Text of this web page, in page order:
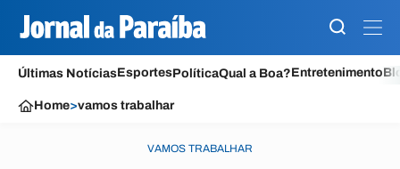
Últimas NotíciasEsportesPolíticaQual a Boa?Entretenimento
Home>vamos trabalhar
VAMOS TRABALHAR